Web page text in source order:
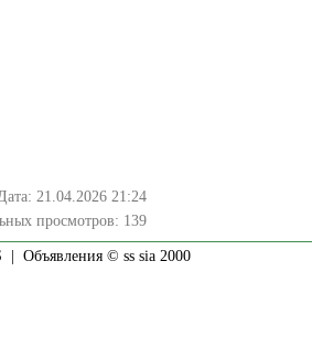
21.04.2026 21:24
просмотров: 139
| Объявления © ss sia 2000